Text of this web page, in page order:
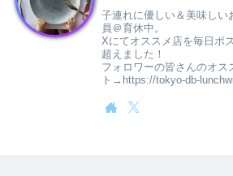
子連れに優しい＆美味しい
員＠育休中。
Xにてオススメ店を毎日ポ
超えました！
フォロワーの皆さんのオス
ト→https://tokyo-db-